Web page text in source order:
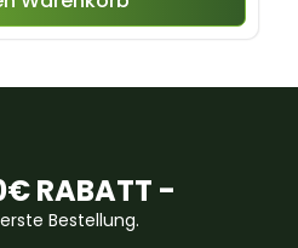
RABATT -
Bestellung.